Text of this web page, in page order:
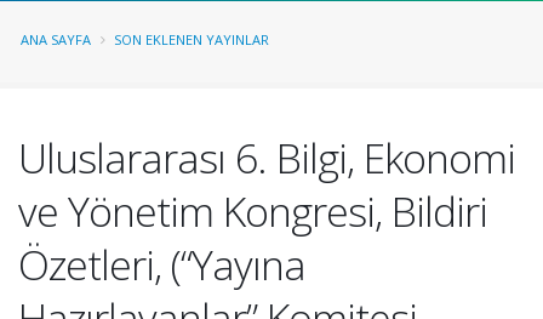
ANA SAYFA SON EKLENEN YAYINLAR
Uluslararası 6. Bilgi, Ekonomi
ve Yönetim Kongresi, Bildiri
Özetleri, (“Yayına